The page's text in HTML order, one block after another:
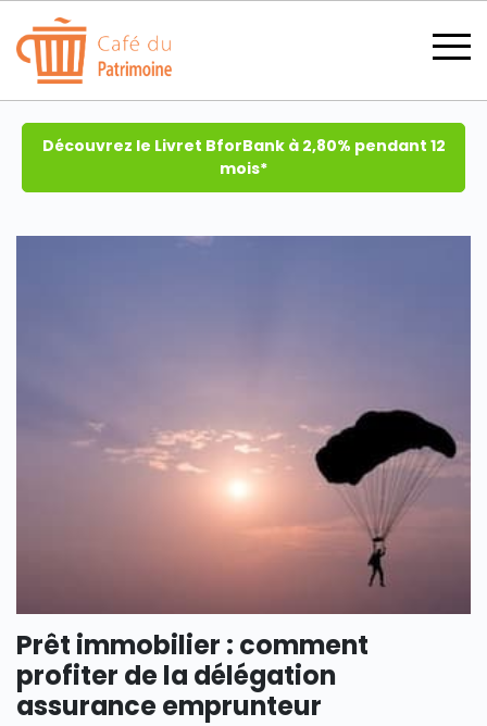
TOUS LES THÈMES
Découvrez le Livret BforBank à 2,80% pendant 12
mois*
Prêt immobilier : comment
profiter de la délégation
assurance emprunteur